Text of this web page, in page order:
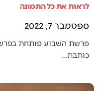
לראות את כל התמונה
ספטמבר 7, 2022
פרשת השבוע פותחת
כותבת…